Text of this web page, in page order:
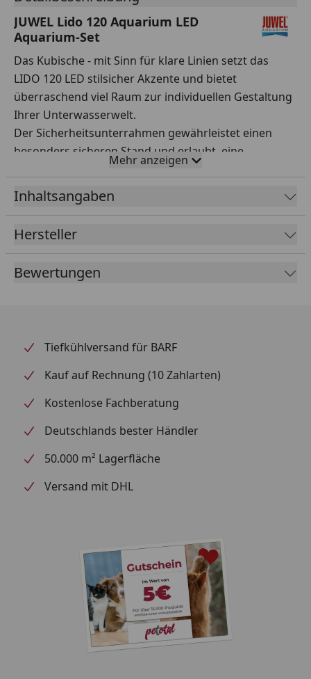
JUWEL Lido 120 Aquarium LED
Aquarium-Set
Das Kubische - mit Sinn für klare Linien setzt das
LIDO 120 LED stilsicher Akzente und bietet
überraschend viel Raum zur individuellen Gestaltung
Ihrer Unterwasserwelt.
Der Sicherheitsunterrahmen gewährleistet einen
besonders sicheren Stand und erlaubt eine
problemlose Aufstellung des Aquariums ohne
spezielle Unterlagen.
Sorgfältige Verarbeitung aus Deutschland,
Technik gewährleisten ein Maximum an Qualität und
LIDO 120 LED.
Mehr anzeigen
Inhaltsangaben
Hersteller
Bewertungen
Tiefkühlversand für BARF
Kauf auf Rechnung (10 Zahlarten)
Kostenlose Fachberatung
Deutschlands bester Händler
50.000 m² Lagerfläche
Versand mit DHL